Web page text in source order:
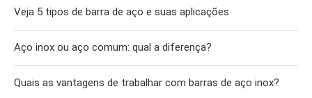
Veja 5 tipos de barra de aço e suas aplicações
Aço inox ou aço comum: qual a diferença?
Quais as vantagens de trabalhar com barras de aço inox?